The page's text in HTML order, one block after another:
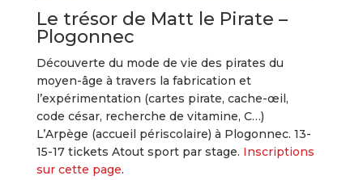
Le trésor de Matt le Pirate –
Plogonnec
Découverte du mode de vie des pirates du
moyen-âge à travers la fabrication et
l’expérimentation (cartes pirate, cache-œil,
code césar, recherche de vitamine, C…)
L’Arpège (accueil périscolaire) à Plogonnec. 13-
15-17 tickets Atout sport par stage. Inscriptions
sur cette page.